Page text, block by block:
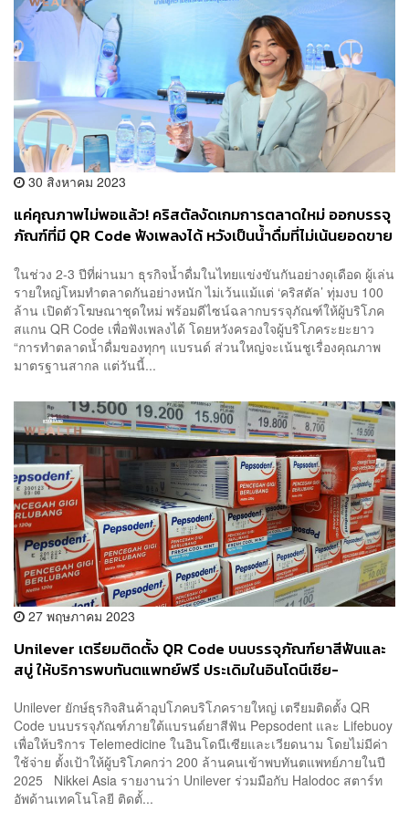
30 สิงหาคม 2023
แค่คุณภาพไม่พอแล้ว! คริสตัลงัดเกมการตลาดใหม่ ออกบรรจุ
ภัณฑ์ที่มี QR Code ฟังเพลงได้ หวังเป็นน้ำดื่มที่ไม่เน้นยอดขาย
ในช่วง 2-3 ปีที่ผ่านมา ธุรกิจน้ำดื่มในไทยแข่งขันกันอย่างดุเดือด ผู้เล่น
รายใหญ่โหมทำตลาดกันอย่างหนัก ไม่เว้นแม้แต่ ‘คริสตัล’ ทุ่มงบ 100
ล้าน เปิดตัวโฆษณาชุดใหม่ พร้อมดีไซน์ฉลากบรรจุภัณฑ์ให้ผู้บริโภค
สแกน QR Code เพื่อฟังเพลงได้ โดยหวังครองใจผู้บริโภคระยะยาว
“การทำตลาดน้ำดื่มของทุกๆ แบรนด์ ส่วนใหญ่จะเน้นชูเรื่องคุณภาพ
มาตรฐานสากล แต่วันนี้...
27 พฤษภาคม 2023
Unilever เตรียมติดตั้ง QR Code บนบรรจุภัณฑ์ยาสีฟันและ
สบู่ ให้บริการพบทันตแพทย์ฟรี ประเดิมในอินโดนีเซีย-
Unilever ยักษ์ธุรกิจสินค้าอุปโภคบริโภครายใหญ่ เตรียมติดตั้ง QR
Code บนบรรจุภัณฑ์ภายใต้แบรนด์ยาสีฟัน Pepsodent และ Lifebuoy
เพื่อให้บริการ Telemedicine ในอินโดนีเซียและเวียดนาม โดยไม่มีค่า
ใช้จ่าย ตั้งเป้าให้ผู้บริโภคกว่า 200 ล้านคนเข้าพบทันตแพทย์ภายในปี
2025 Nikkei Asia รายงานว่า Unilever ร่วมมือกับ Halodoc สตาร์ท
อัพด้านเทคโนโลยี ติดตั้...